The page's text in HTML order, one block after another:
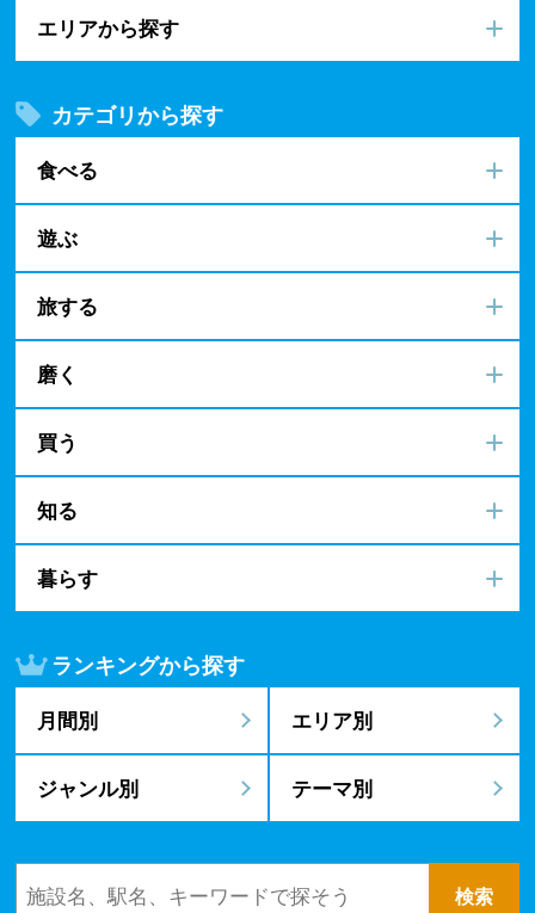
エリアから探す
カテゴリから探す
食べる
遊ぶ
旅する
磨く
買う
知る
暮らす
ランキングから探す
月間別 エリア別
ジャンル別 テーマ別